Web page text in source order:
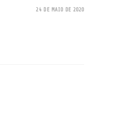
24 DE MAIO DE 2020